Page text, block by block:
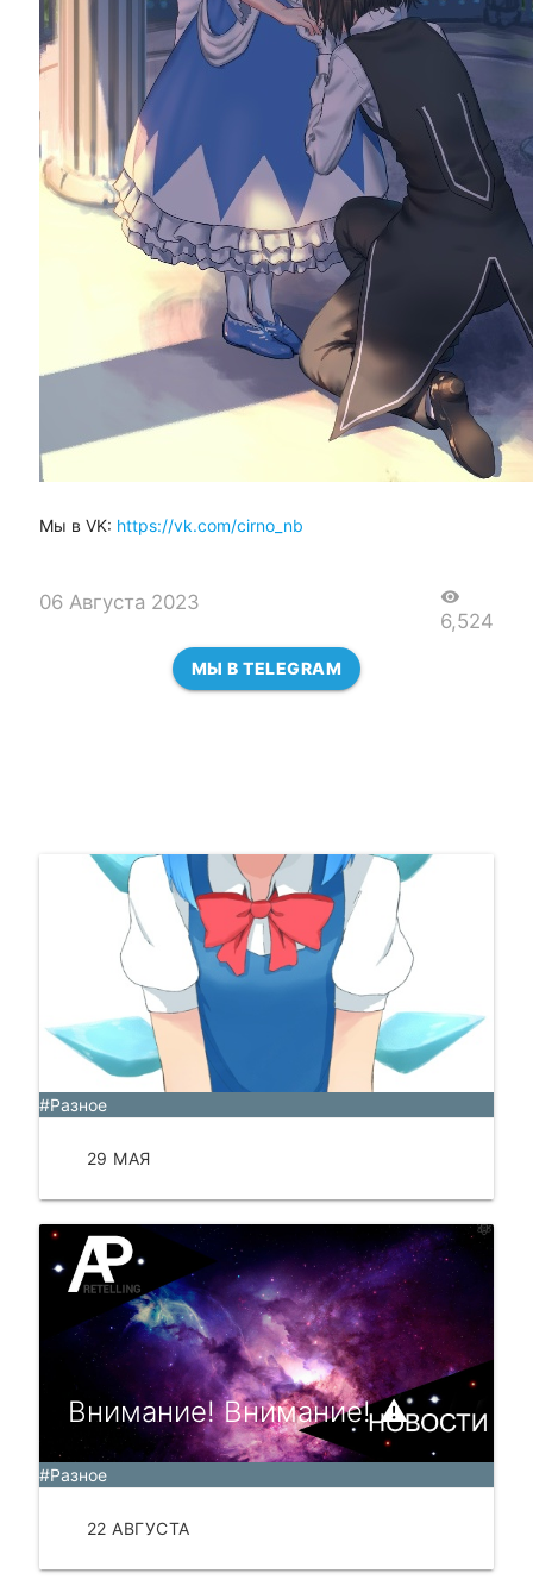
Мы в VK: https://vk.com/cirno_nb
06 Августа 2023 visibility
6,524
МЫ В TELEGRAM
#Разное
29 МАЯ
Внимание! Внимание! ⚠️
#Разное
22 АВГУСТА